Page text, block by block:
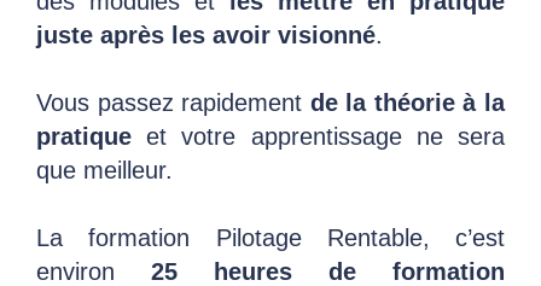
juste après les avoir visionné.
Vous passez rapidement de la théorie à la
pratique et votre apprentissage ne sera
que meilleur.
La formation Pilotage Rentable, c’est
environ 25 heures de formation